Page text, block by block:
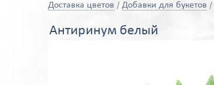
Доставка цветов Добавки для букетов
Антиринум белый